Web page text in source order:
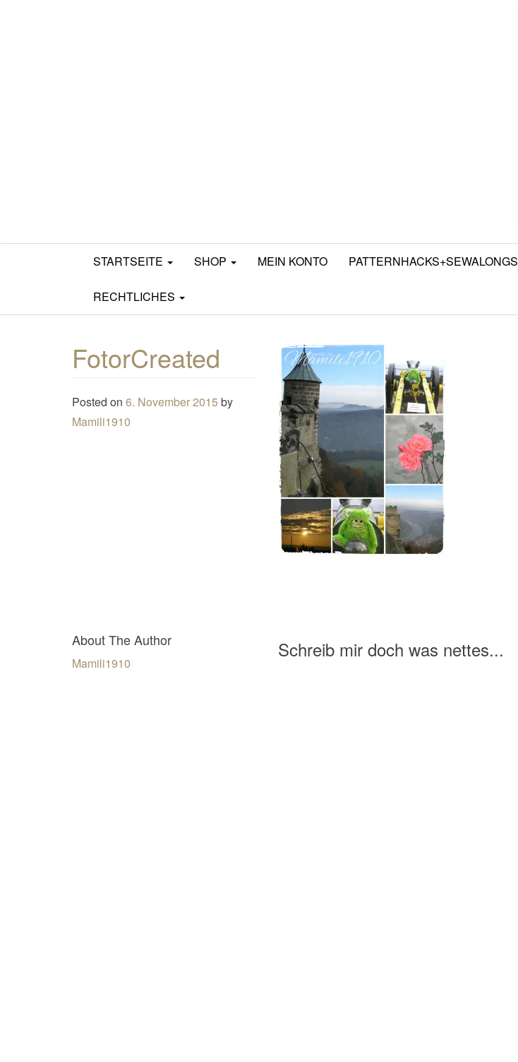
Mamili1910
STARTSEITE SHOP MEIN KONTO PATTERNHACKS+SEWALONGS
RECHTLICHES
FotorCreated
Posted on 6. November 2015 by
Mamili1910
About The Author
Mamili1910
Schreib mir doch was nettes...